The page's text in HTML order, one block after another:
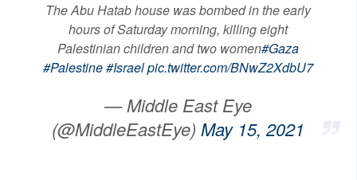
The Abu Hatab house was bombed in the early
hours of Saturday morning, killing eight
Palestinian children and two women#Gaza
#Palestine#Israelpic.twitter.com/BNwZ2XdbU7
— Middle East Eye
(@MiddleEastEye) May 15, 2021